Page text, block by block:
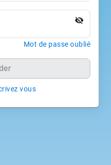
visibility_off
Mot de passe oublié
vous